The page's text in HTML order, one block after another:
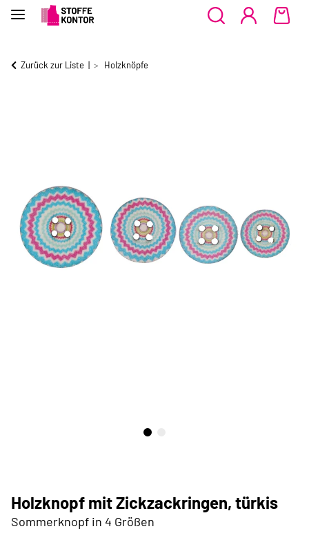
Zurück zur Liste Holzknöpfe
Holzknopf mit Zickzackringen, türkis
Sommerknopf in 4 Größen